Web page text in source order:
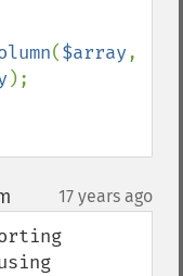
($array
);
17 years ago